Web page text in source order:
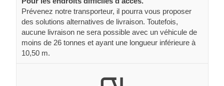
Prévenez notre transporteur, il pourra vous proposer
des solutions alternatives de livraison. Toutefois,
aucune livraison ne sera possible avec un véhicule de
moins de 26 tonnes et ayant une longueur inférieure à
10,50 m.